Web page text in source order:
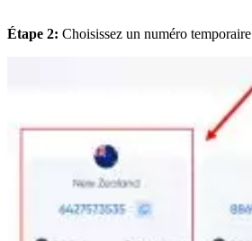
Étape 2: Choisissez un numéro temporaire